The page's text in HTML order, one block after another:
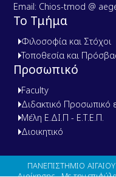
Email: Chios-tmod @
Το Τμήμα
Φιλοσοφία και Στόχοι
Τοποθεσία και
Προσωπικό
Faculty
Διδακτικό Προσωπικό
Μέλη Ε.ΔΙ.Π - Ε.Τ.Ε.Π.
Διοικητικό
ΠΑΝΕΠΙΣΤΗΜΙΟ